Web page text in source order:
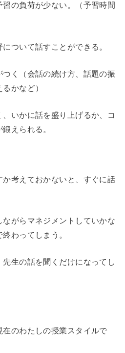
習の負荷が少ない。（予習時間
ついて話すことができる。
つく（会話の続け方、話題の振
かなど）
、いかに話を盛り上げるか、コ
えられる。
か考えておかないと、すぐに話
ながらマネジメントしていかな
わってしまう。
先生の話を聞くだけになってし
在のわたしの授業スタイルで